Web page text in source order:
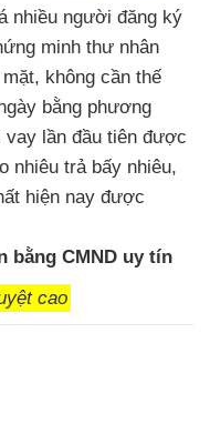
nhiều người đăng ký
minh thư nhân
không cần thế
bằng phương
vay lần đầu tiên được
nhiêu trả bấy nhiêu,
hiện nay được
bằng CMND uy tín
cao